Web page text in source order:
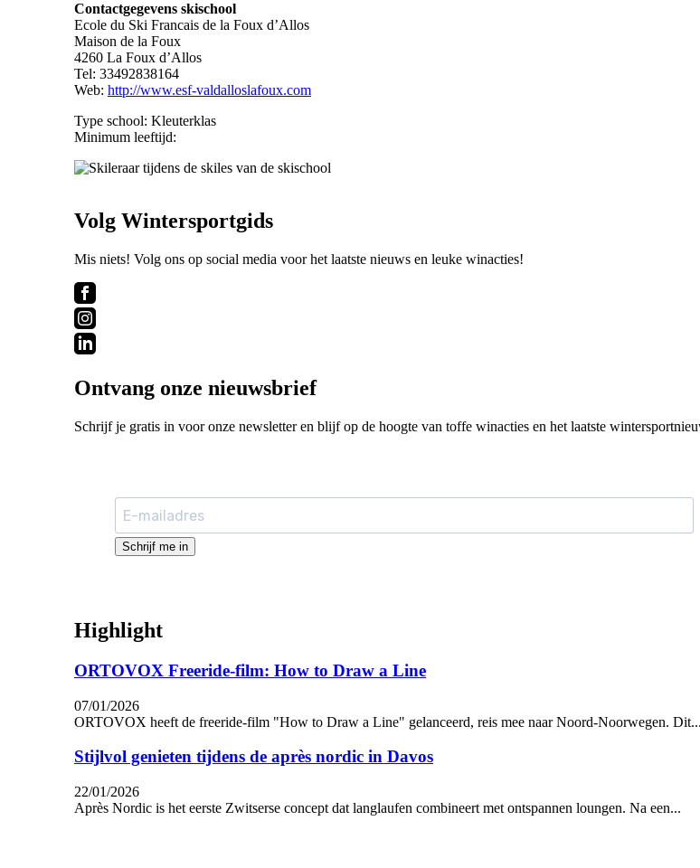
Contactgegevens skischool
Ecole du Ski Francais de la Foux d’Allos
Maison de la Foux
4260 La Foux d’Allos
Tel: 33492838164
Web: http://www.esf-valdalloslafoux.com
Type school: Kleuterklas
Minimum leeftijd:
Volg Wintersportgids
Mis niets! Volg ons op social media voor het laatste nieuws en leuke winacties!
Ontvang onze nieuwsbrief
Schrijf je gratis in voor onze newsletter en blijf op de hoogte van toffe winacties en het laatste
Schrijf me in
Highlight
ORTOVOX Freeride-film: How to Draw a Line
07/01/2026
ORTOVOX heeft de freeride-film "How to Draw a Line" gelanceerd, reis mee naar Noord-Noorwegen. Dit...
Stijlvol genieten tijdens de après nordic in Davos
22/01/2026
Après Nordic is het eerste Zwitserse concept dat langlaufen combineert met ontspannen loungen. Na een...